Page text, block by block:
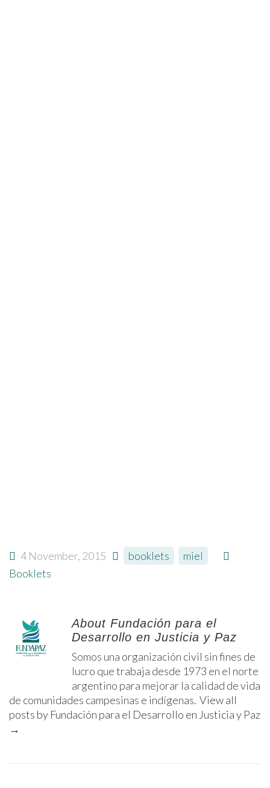
4 November, 2015 booklets
miel
Booklets
About Fundación para el
Desarrollo en Justicia y Paz
Somos una organización civil sin fines de
lucro que trabaja desde 1973 en el norte
argentino para mejorar la calidad de vida
de comunidades campesinas e indígenas. View all
posts by Fundación para el Desarrollo en Justicia y Paz
→